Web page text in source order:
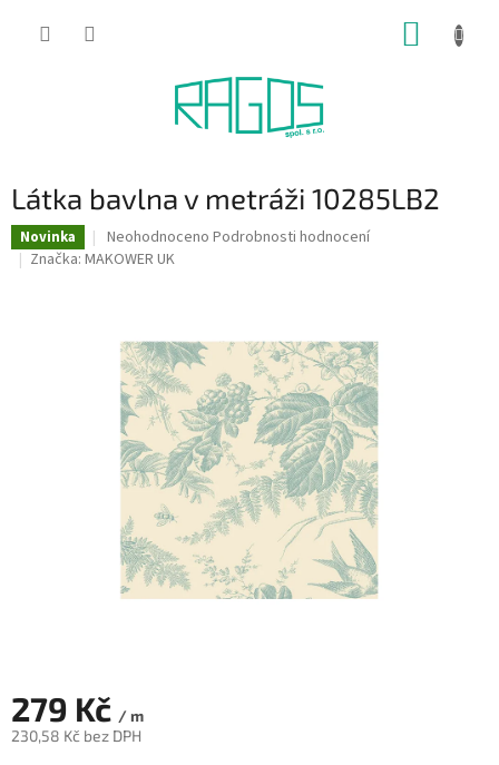
Látka bavlna v metráži 10285LB2
Novinka
Průměrné
hodnocení
hvězdiček.
Neohodnoceno Podrobnosti hodnocení
Značka: MAKOWER UK
279 Kč / m
230,58 Kč bez DPH